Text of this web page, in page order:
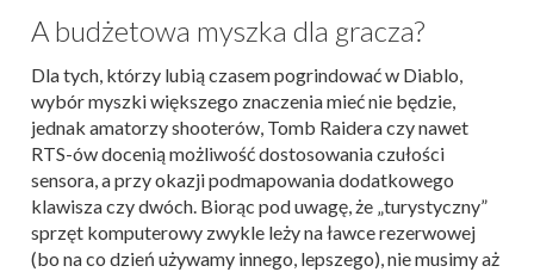
A budżetowa myszka dla gracza?
Dla tych, którzy lubią czasem pogrindować w Diablo,
wybór myszki większego znaczenia mieć nie będzie,
jednak amatorzy shooterów, Tomb Raidera czy nawet
RTS-ów docenią możliwość dostosowania czułości
sensora, a przy okazji podmapowania dodatkowego
klawisza czy dwóch. Biorąc pod uwagę, że „turystyczny”
sprzęt komputerowy zwykle leży na ławce rezerwowej
(bo na co dzień używamy innego, lepszego), nie musimy aż